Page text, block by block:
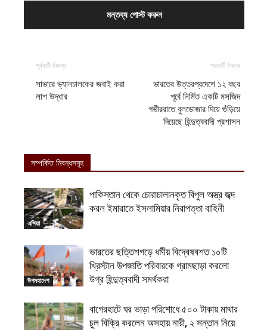
পূর্ববর্তী নিবন্ধ
সাভারে ভ্যানচালকের জবাই করা
লাশ উদ্ধার
পরবর্তী নিবন্ধ
ভারতের উত্তরপ্রদেশে ১২ বছর
পূর্বে নির্মিত একটি মসজিদ
গভীররাতে বুলডোজার দিয়ে গুঁড়িয়ে
দিয়েছে হিন্দুত্ববাদী প্রশাসন
সম্পর্কিত নিবন্ধসমূহ
এশিয়া
পাকিস্তান থেকে চোরাচালানকৃত বিপুল অস্ত্র জব্দ
করল ইমারাতে ইসলামিয়ার নিরাপত্তা বাহিনী
উপমহাদেশ
ভারতের ছত্তিশগড়ে ধর্মীয় বিদ্বেষবশত ১০টি
খ্রিস্টান উপজাতি পরিবারকে গ্রামছাড়া করলো
উগ্র হিন্দুত্ববাদী সমর্থকরা
বাগেরহাটে ঘর ভাড়া পরিশোধে ৫০০ টাকায় মাথার
চুল বিক্রি করলেন অসহায় নারী, ২ সন্তান নিয়ে